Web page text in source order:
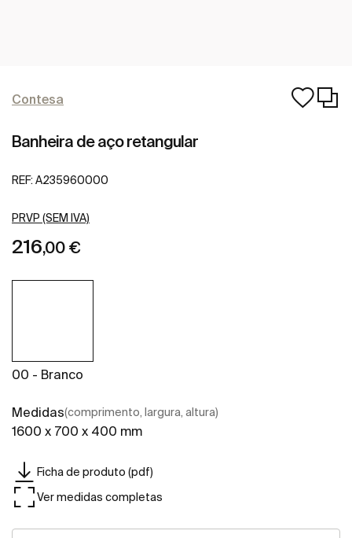
Contesa
Banheira de aço retangular
REF: A235960000
PRVP (SEM IVA)
216,00 €
00 - Branco
Medidas(comprimento, largura, altura)
1600 x 700 x 400 mm
Ficha de produto (pdf)
Ver medidas completas